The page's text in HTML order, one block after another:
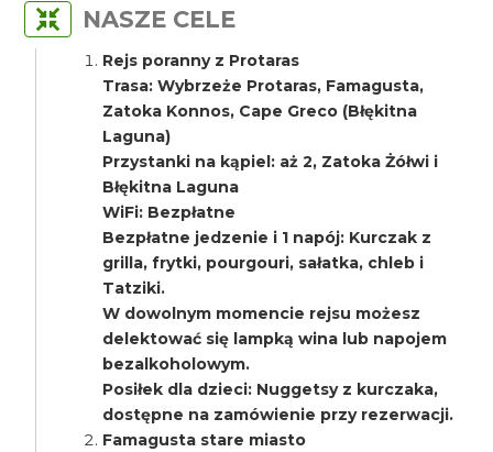
NASZE CELE
Rejs poranny z Protaras
Trasa: Wybrzeże Protaras, Famagusta,
Zatoka Konnos, Cape Greco (Błękitna
Laguna)
Przystanki na kąpiel: aż 2, Zatoka Żółwi i
Błękitna Laguna
WiFi: Bezpłatne
Bezpłatne jedzenie i 1 napój: Kurczak z
grilla, frytki, pourgouri, sałatka, chleb i
Tatziki.
W dowolnym momencie rejsu możesz
delektować się lampką wina lub napojem
bezalkoholowym.
Posiłek dla dzieci: Nuggetsy z kurczaka,
dostępne na zamówienie przy rezerwacji.
Famagusta stare miasto